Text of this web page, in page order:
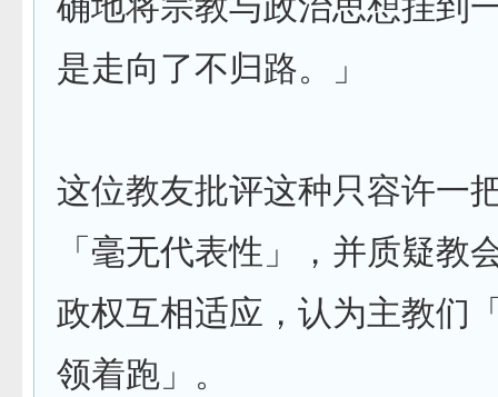
是走向了不归路。」
这位教友批评这种只容许一
「毫无代表性」，并质疑教
政权互相适应，认为主教们
领着跑」。